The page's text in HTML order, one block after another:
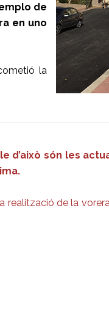
de
en uno
la
d’això són les
realització de la